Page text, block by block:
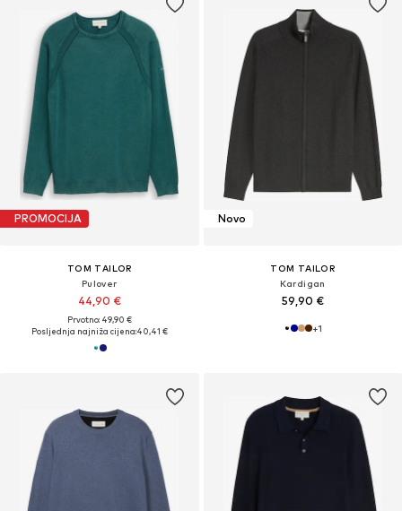
PROMOCIJA
TOM TAILOR
Pulover
44,90 €
Prvotno: 49,90 €
Posljednja najniža cijena:40,41 €
Novo
TOM TAILOR
Kardigan
59,90 €
+1